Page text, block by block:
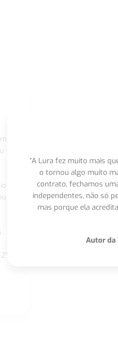
“A Lura fez muito mais
o tornou algo muito
contrato, fechamos
independentes, não só
mas porque ela
Autor da